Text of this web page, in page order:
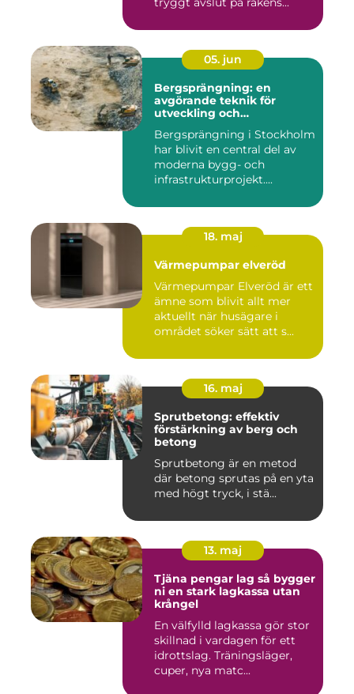
05. jun
Bergsprängning: en
avgörande teknik för
utveckling och
Bergsprängning i Stockholm
har blivit en central del av
moderna bygg- och
infrastrukturprojekt....
18. maj
Värmepumpar elveröd
Värmepumpar Elveröd är ett
ämne som blivit allt mer
aktuellt när husägare i
området söker sätt att s...
16. maj
Sprutbetong: effektiv
förstärkning av berg och
betong
Sprutbetong är en metod
där betong sprutas på en yta
med högt tryck, i stä...
13. maj
Tjäna pengar lag så bygger
ni en stark lagkassa utan
krångel
En välfylld lagkassa gör stor
skillnad i vardagen för ett
idrottslag. Träningsläger,
cuper, nya matc...